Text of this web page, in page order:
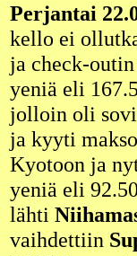
Perjantai
kello ei
ja check-
yeniä eli
jolloin oli
ja kyyti
Kyotoon ja
yeniä eli
lähti
vaihdettiin